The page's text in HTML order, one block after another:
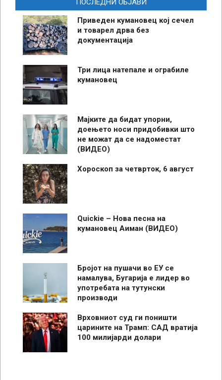
ПОСЛЕДНИ ОБЈАВИ
Приведен кумановец кој сечел
и товарел дрва без
документација
Три лица натепале и ограбиле
кумановец
Мајките да бидат упорни,
доењето носи придобивки што
не можат да се надоместат
(ВИДЕО)
Хороскоп за четврток, 6 август
Quickie – Нова песна на
кумановец Аиман (ВИДЕО)
Бројот на пушачи во ЕУ се
намалува, Бугарија е лидер во
употребата на тутунски
производи
Врховниот суд ги поништи
царините на Трамп: САД вратија
100 милијарди долари